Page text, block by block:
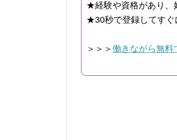
★経験や資格があり、
★30秒で登録してすぐ
＞＞＞ 働きながら無料